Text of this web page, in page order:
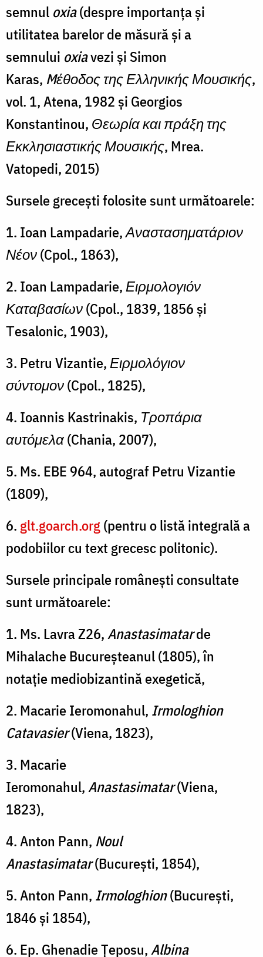
semnul oxia(despre importanța și
utilitatea barelor de măsură și a
semnului oxiavezi și Simon
Karas, Mέθοδος της Ελληνικής Μουσικής,
vol. 1, Atena, 1982 și Georgios
Konstantinou, Θεωρία και πράξη της
Εκκλησιαστικής Μουσικής, Mrea.
Vatopedi, 2015)
Sursele grecești folosite sunt următoarele:
1. Ioan Lampadarie,Αναστασηματάριον
Νέον(Cpol., 1863),
2. Ioan Lampadarie,Ειρμολογιόν
Καταβασίων(Cpol., 1839, 1856 și
Τesalonic, 1903),
3. Petru Vizantie,Ειρμολόγιον
σύντομον(Cpol., 1825),
4. Ioannis Kastrinakis, Τροπάρια
αυτόμελα(Chania, 2007),
5. Ms. EBE 964, autograf Petru Vizantie
(1809),
6. glt.goarch.org(pentru o listă integrală a
podobiilor cu text grecesc politonic).
Sursele principale românești consultate
sunt următoarele:
1. Ms. Lavra Z26,Anastasimatarde
Mihalache Bucureșteanul (1805), în
notație mediobizantină exegetică,
2. Macarie Ieromonahul, Irmologhion
Catavasier(Viena, 1823),
3. Macarie
Ieromonahul,Anastasimatar(Viena,
1823),
4. Anton Pann, Noul
Anastasimatar(București, 1854),
5. Anton Pann, Irmologhion(București,
1846 și 1854),
6. Ep. Ghenadie Țeposu,Albina